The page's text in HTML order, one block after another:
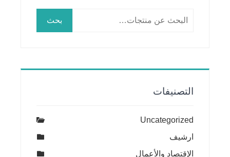
بحث
التصنيفات
Uncategorized
ارشيف
الإقتصاد والأعمال